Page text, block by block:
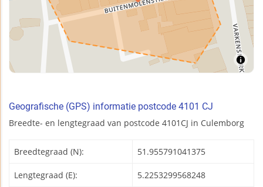
Geografische (GPS) informatie postcode 4101 CJ
Breedte- en lengtegraad van postcode 4101CJ in Culemborg
Breedtegraad (N): 51.955791041375
Lengtegraad (E): 5.2253299568248